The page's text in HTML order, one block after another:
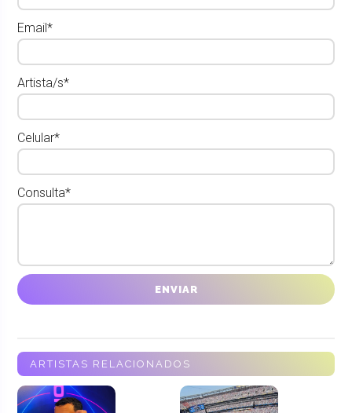
Email*
Artista/s*
Celular*
Consulta*
ARTISTAS RELACIONADOS